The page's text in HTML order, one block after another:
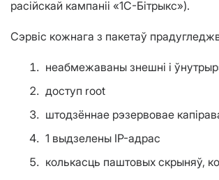
расійскай кампаніі «1С-Бітрыкс»).
Сэрвіс кожнага з пакетаў
неабмежаваны знешні і
доступ root
штодзённае рэзервовае
1 выдзелены IP-адрас
колькасць паштовых скрыняў,